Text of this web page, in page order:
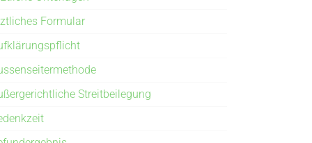
Formular
Streitbeilegung